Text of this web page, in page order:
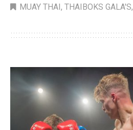
MUAY THAI, THAIBOKS GALA'S,